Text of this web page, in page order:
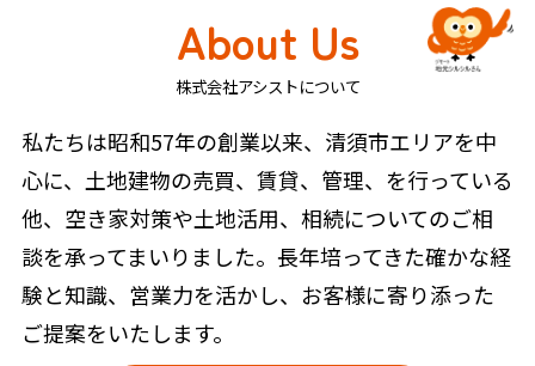
About Us
株式会社アシストについて
私たちは昭和57年の創業以来、清須市エリアを中
心に、土地建物の売買、賃貸、管理、を行っている
他、空き家対策や土地活用、相続についてのご相
談を承ってまいりました。長年培ってきた確かな経
験と知識、営業力を活かし、お客様に寄り添った
ご提案をいたします。